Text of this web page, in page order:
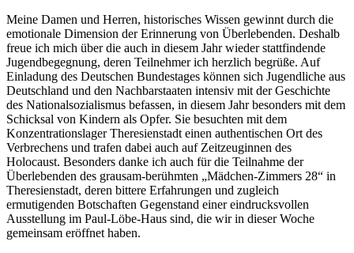
Meine Damen und Herren, historisches Wissen gewinnt durch die
emotionale Dimension der Erinnerung von Überlebenden. Deshalb
freue ich mich über die auch in diesem Jahr wieder stattfindende
Jugendbegegnung, deren Teilnehmer ich herzlich begrüße. Auf
Einladung des Deutschen Bundestages können sich Jugendliche aus
Deutschland und den Nachbarstaaten intensiv mit der Geschichte
des Nationalsozialismus befassen, in diesem Jahr besonders mit dem
Schicksal von Kindern als Opfer. Sie besuchten mit dem
Konzentrationslager Theresienstadt einen authentischen Ort des
Verbrechens und trafen dabei auch auf Zeitzeuginnen des
Holocaust. Besonders danke ich auch für die Teilnahme der
Überlebenden des grausam-berühmten „Mädchen-Zimmers 28“ in
Theresienstadt, deren bittere Erfahrungen und zugleich
ermutigenden Botschaften Gegenstand einer eindrucksvollen
Ausstellung im Paul-Löbe-Haus sind, die wir in dieser Woche
gemeinsam eröffnet haben.